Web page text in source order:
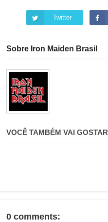
Twitter
Sobre Iron Maiden Brasil
VOCÊ TAMBÉM VAI GOSTAR
0 comments: